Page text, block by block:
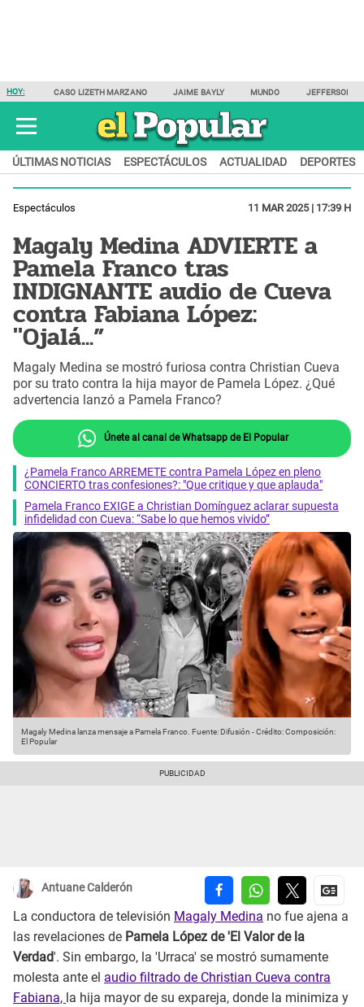
HOY: CASO LIZETH MARZANO JAIME BAYLY MUNDO JEFFERSON
ÚLTIMAS NOTICIAS ESPECTÁCULOS ACTUALIDAD DEPORTES
Espectáculos 11 MAR 2025 | 17:39 H
Magaly Medina ADVIERTE a
Pamela Franco tras
INDIGNANTE audio de Cueva
contra Fabiana López:
"Ojalá...”
Magaly Medina se mostró furiosa contra Christian Cueva
por su trato contra la hija mayor de Pamela López. ¿Qué
advertencia lanzó a Pamela Franco?
Únete al canal de Whatsapp de El Popular
¿Pamela Franco ARREMETE contra Pamela López en pleno
CONCIERTO tras confesiones?: "Que critique y que aplauda"
Pamela Franco EXIGE a Christian Domínguez aclarar supuesta
infidelidad con Cueva: “Sabe lo que hemos vivido”
Magaly Medina lanza mensaje a Pamela Franco. Fuente: Difusión -Crédito: Composición:
El Popular
Antuane Calderón
La conductora de televisión Magaly Medina no fue ajena a
las revelaciones de Pamela López de 'El Valor de la
Verdad'. Sin embargo, la 'Urraca' se mostró sumamente
molesta ante el audio filtrado de Christian Cueva contra
Fabiana, la hija mayor de su expareja, donde la minimiza y